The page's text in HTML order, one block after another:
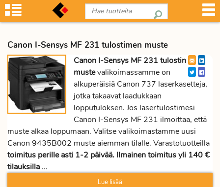
Canon I-Sensys MF 231 tulostimen muste
Canon I-Sensys MF 231 tulostin
mustevalikoimassamme on
alkuperäisiä Canon 737 laserkasetteja,
jotka takaavat laadukkaan
lopputuloksen. Jos lasertulostimesi
Canon I-Sensys MF 231 ilmoittaa, että
muste alkaa loppumaan. Valitse valikoimastamme uusi
Canon 9435B002 muste aiemman tilalle. Varastotuotteilla
toimitus perille asti 1-2 päivää. Ilmainen toimitus yli 140 €
tilauksilla ...
Lue lisää